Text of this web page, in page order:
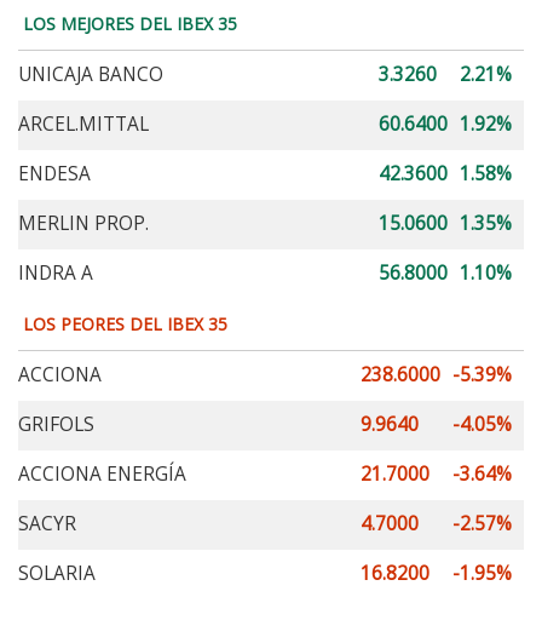
LOS MEJORES DEL IBEX 35
UNICAJA BANCO 3.3260
2.21%
ARCEL.MITTAL
60.6400 1.92%
ENDESA
42.3600 1.58%
MERLIN PROP.
15.0600 1.35%
INDRA A
56.8000 1.10%
LOS PEORES DEL IBEX 35
ACCIONA 238.6000 -5.39%
GRIFOLS
9.9640
-4.05%
ACCIONA ENERGÍA
21.7000
-3.64%
SACYR
4.7000
-2.57%
SOLARIA
16.8200 -1.95%